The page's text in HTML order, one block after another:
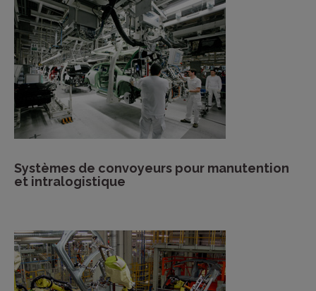
Systèmes de convoyeurs pour manutention
et intralogistique